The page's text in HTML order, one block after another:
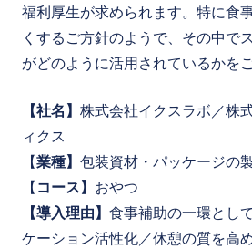
福利厚生が求められます。特に食
くするご方針のようで、その中で
がどのように活用されているかを
【社名】 株式会社イクスラボ／株
ィクス
【業種】 包装資材・パッケージの
【コース】 おやつ
【導入理由】 食事補助の一環とし
ケーション活性化／休憩の質を高